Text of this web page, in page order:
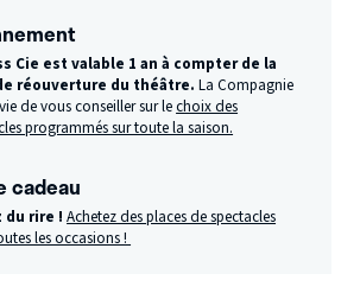
Cie est valable 1 an à compter de la
réouverture du théâtre.La Compagnie
de vous conseiller sur lechoix des
programmés sur toute la saison.
cadeau
du rire ! Achetez des places de spectacles
les occasions !